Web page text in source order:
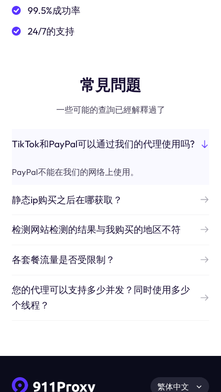
99.5%成功率
24/7的支持
常見問題
一些可能的查詢已經解釋過了
TikTok和PayPal可以通过我们的代理使用吗?
PayPal不能在我们的网络上使用。
静态ip购买之后在哪获取？
检测网站检测的结果与我购买的地区不符
各套餐流量是否受限制？
您的代理可以支持多少并发？同时使用多少
个线程？
繁体中文